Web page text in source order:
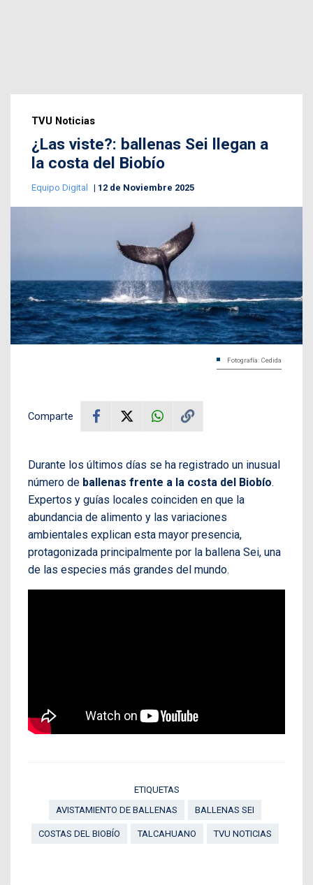
TVU Noticias
¿Las viste?: ballenas Sei llegan a
la costa del Biobío
Equipo Digital 12 de Noviembre 2025
Fotografía: Cedida
Comparte
Durante los últimos días se ha registrado un inusual
número de ballenas frente a la costa del Biobío.
Expertos y guías locales coinciden en que la
abundancia de alimento y las variaciones
ambientales explican esta mayor presencia,
protagonizada principalmente por la ballena Sei, una
de las especies más grandes del mundo.
ETIQUETAS
AVISTAMIENTO DE BALLENAS
BALLENAS SEI
COSTAS DEL BIOBÍO TALCAHUANO TVU NOTICIAS